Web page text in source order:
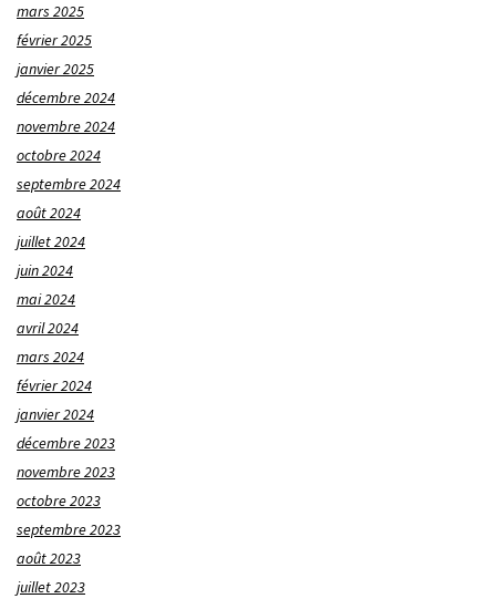
mars 2025
février 2025
janvier 2025
décembre 2024
novembre 2024
octobre 2024
septembre 2024
août 2024
juillet 2024
juin 2024
mai 2024
avril 2024
mars 2024
février 2024
janvier 2024
décembre 2023
novembre 2023
octobre 2023
septembre 2023
août 2023
juillet 2023